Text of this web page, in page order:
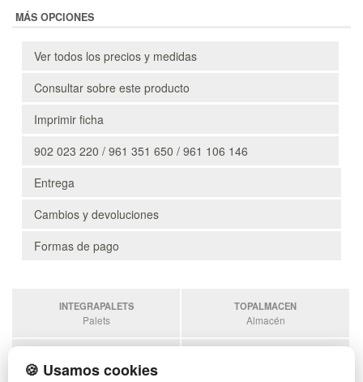
MÁS OPCIONES
Ver todos los precios y medidas
Consultar sobre este producto
Imprimir ficha
902 023 220 / 961 351 650 / 961 106 146
Entrega
Cambios y devoluciones
Formas de pago
INTEGRAPALETS
Palets
TOPALMACEN
Almacén
Sobrantes
🍪 Usamos cookies